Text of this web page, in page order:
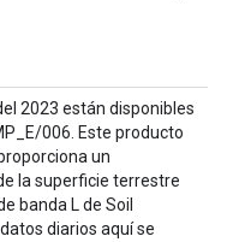
2023 están disponibles
006. Este producto
un
la superficie terrestre
banda L de Soil
diarios aquí se